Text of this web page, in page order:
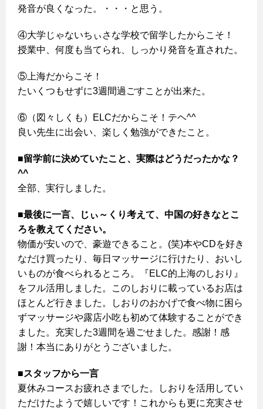
発音が良くなった。・・・と思う。
④大学じゃないちぃさな学校で留学したからこそ！
授業中、何度も当てられ、しっかり発音を直された。
⑤上海だからこそ！
たいくつもせずに3週間過ごすことが出来た。
⑥（図々しくも）ELCだからこそ！テヘ^^
良い先生に出会い、楽しく勉強ができたこと。
■留学前に決めていたこと、実際はどうだったかな？
^^
全部、実行しました。
■最後に一言、じぃ～くり考えて、中国の好きなとこ
ろを教えてください。
物価が安いので、豪遊できること。(笑)本やCDを好き
なだけ買ったり、毎日マッサージに行けたり、おいし
いものが食べられるところ。『ELC的上海のしおり』
をフル活用しました。このしおりに載っているお店は
ほとんど行きました。しおりのおかげで食べ物に困ら
ずマッサージや露店小吃も初めて体験することができ
ました。充実した3週間を過ごせました。感謝！感
謝！本当にありがとうございました。
■スタッフから一言
夏休みコースお疲れさまでした。しおりを活用してい
ただけたようで嬉しいです！これからも更に充実させ